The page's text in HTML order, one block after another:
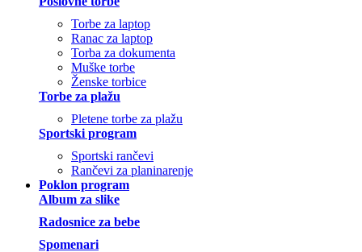
Torbe za laptop
Ranac za laptop
Torba za dokumenta
Muške torbe
Ženske torbice
Torbe za plažu
Pletene torbe za plažu
Sportski program
Sportski rančevi
Rančevi za planinarenje
Poklon program
Album za slike
Radosnice za bebe
Spomenari